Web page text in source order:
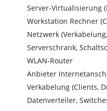
Server-Virtualisierung
Workstation Rechner
Netzwerk
Serverschrank,
WLAN-Router
Anbieter
Verkabelung (Clients,
Datenverteiler,